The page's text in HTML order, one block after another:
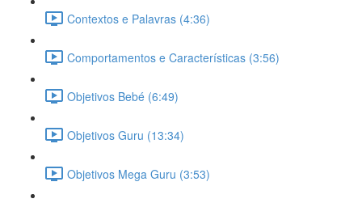
Contextos e Palavras (4:36)
Comportamentos e Características (3:56)
Objetivos Bebé (6:49)
Objetivos Guru (13:34)
Objetivos Mega Guru (3:53)